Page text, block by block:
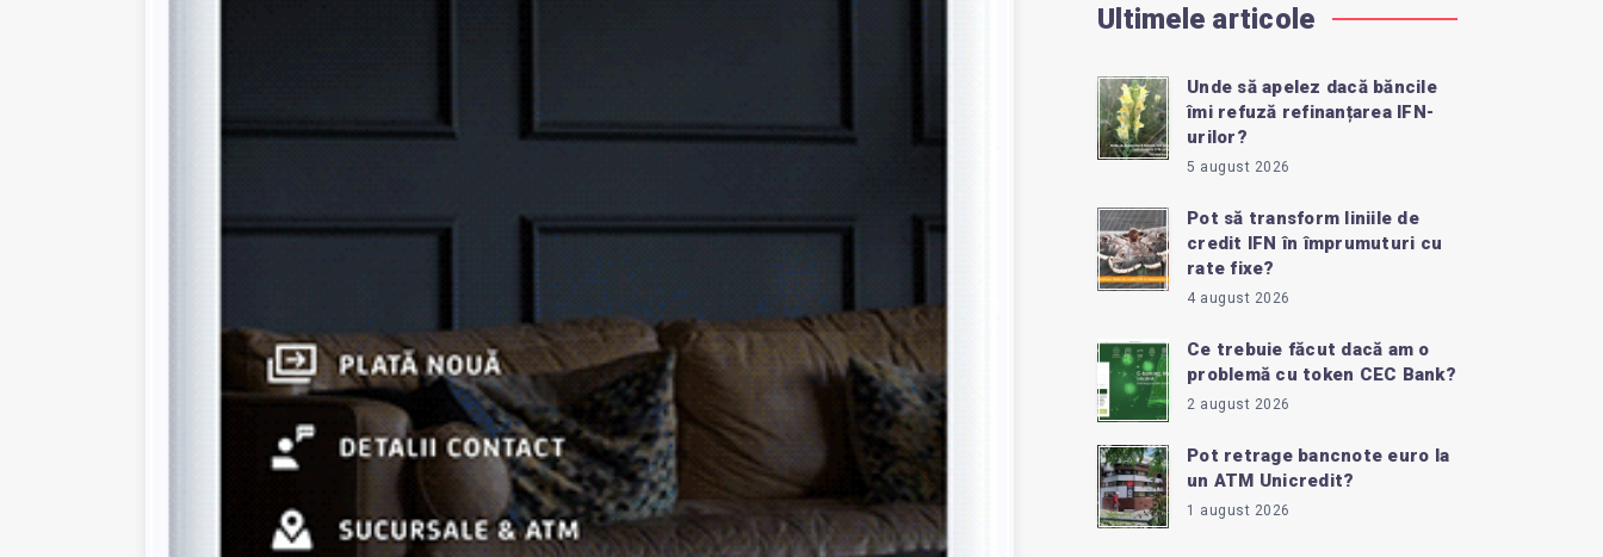
Ultimele articole
Unde să apelez dacă băncile
îmi refuză refinanțarea IFN-
urilor?
5 august 2026
Pot să transform liniile de
credit IFN în împrumuturi cu
rate fixe?
4 august 2026
Ce trebuie făcut dacă am o
problemă cu token CEC Bank?
2 august 2026
Pot retrage bancnote euro la
un ATM Unicredit?
1 august 2026